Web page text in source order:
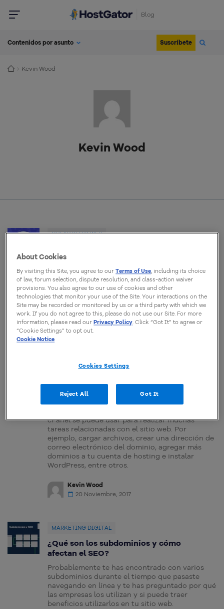
Blog
Contenidos por asunto Suscríbete
Kevin Wood
Kevin Wood
CREAR SITIO WEB
hosting compartido
El hosting compartido es una de las formas más
comunes de hosting. Muchos principiantes lo
prefieren porque hace fácil lanzar su primer sitio
web. De hecho, la mayoría de los dueños de un
sitio web recurren a este tipo de hosting aunque
sea brevemente en algún momento de la
historia del sitio. Si estás en […]
CREAR SITIO WEB
Guía para principiantes de cPanel
cPanel se puede usar para realizar muchas
tareas relacionadas con el sitio web. Por
ejemplo, cargar archivos, crear una dirección de
correo electrónico del dominio, agregar más
dominios a tu cuenta de hosting e instalar
WordPress, entre otros.
Kevin Wood
20 Noviembre, 2017
MARKETING DIGITAL
¿Qué son los subdominios y cómo
afectan el SEO?
Probablemente te has encontrado con varios
subdominios durante el tiempo que pasaste
navegando en línea y te has preguntado por qué
las empresas los utilizan y si puede traer
beneficios utilizarlos en tu sitio web.
About Cookies
By visiting this Site, you agree to ourTerms of Use, including its choice
of law, forum selection, dispute resolution, and class-action waiver
provisions. You also agree to our use of cookies and other
technologies that monitor your use of the Site. Your interactions on the
Site may be recorded or monitored by us or a third party with which we
work. If you do not agree to this, please do not use our Site. For more
information, please read ourPrivacy Policy. Click “Got It” to agree or
“Cookie Settings” to opt out.
Cookie Notice
Cookies Settings
Reject All Got It